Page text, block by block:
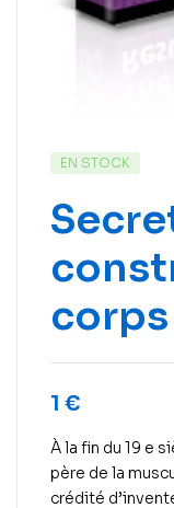
EN STOCK
1 €
À la fin du 19 e
père de la
crédité